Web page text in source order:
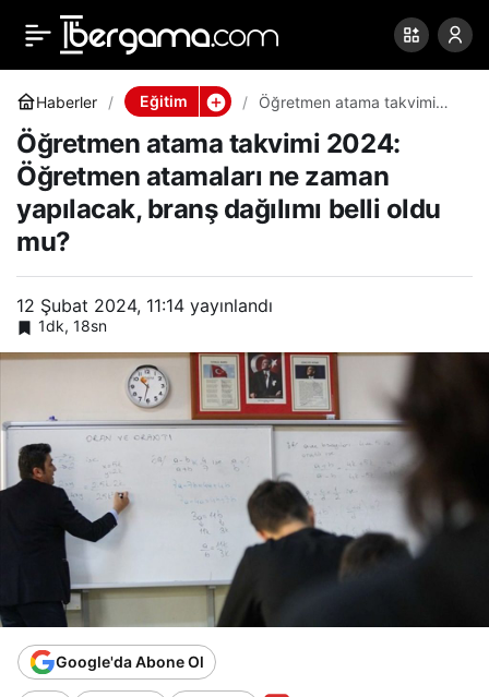
Haberler Eğitim
Öğretmen atama takvimi
ne zaman yapılacak, branş
dağılımı belli oldu mu?
Öğretmen atama takvimi 2024:
Öğretmen atamaları ne zaman
yapılacak, branş dağılımı belli oldu
mu?
12 Şubat 2024, 11:14 yayınlandı
1dk, 18sn
Google'da Abone Ol
Öğretmen atama takvimi
2024: Öğretmen
atamaları ne zaman
yapılacak, branş dağılımı
0 Paylaş